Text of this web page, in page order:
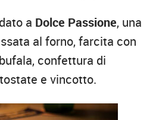
a Dolce Passione, una
al forno, farcita con
confettura di
e vincotto.